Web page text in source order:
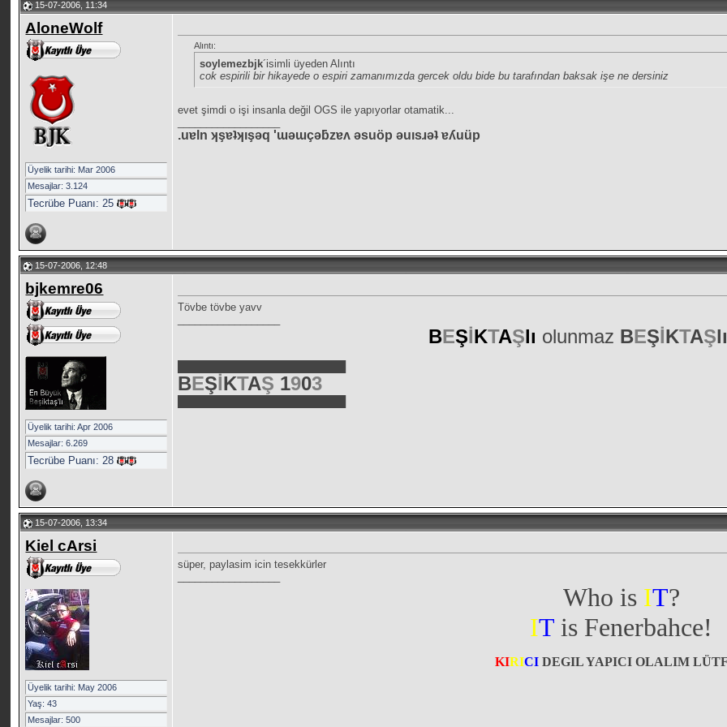
15-07-2006, 11:34
AloneWolf
Üyelik tarihi: Mar 2006
Mesajlar: 3.124
Tecrübe Puanı:25
Alıntı:
soylemezbjk´isimli üyeden Alıntı
cok espirili bir hikayede o espiri zamanımızda gercek oldu bide bu tarafından baksak işe ne dersiniz
evet şimdi o işi insanla değil OGS ile yapıyorlar otamatik...
.uɐln ʞşɐʇʞışǝq 'ɯǝɯçǝƃzɐʌ ǝsuöp ǝuısɹǝʇ ɐʎuüp
15-07-2006, 12:48
bjkemre06
Üyelik tarihi: Apr 2006
Mesajlar: 6.269
Tecrübe Puanı:28
Tövbe tövbe yavv
BEŞİKTAŞlı olunmaz BEŞİKTAŞ
BEŞİKTAŞ 1903
15-07-2006, 13:34
Kiel cArsi
Üyelik tarihi: May 2006
Yaş: 43
Mesajlar: 500
süper, paylasim icin tesekkürler
Who is IT?
IT is Fenerbahce!
KIRICIDEGIL YAPICI OLALIM